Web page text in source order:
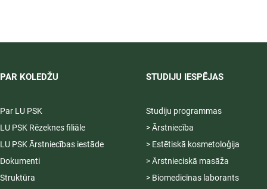
PAR KOLEDŽU
Par LU PSK
LU PSK Rēzeknes filiāle
LU PSK Ārstniecības iestāde
Dokumenti
Struktūra
STUDIJU IESPĒJAS
Studiju programmas
> Ārstniecība
> Estētiskā kosmetoloģija
> Ārstnieciskā masāža
> Biomedicīnas laborants